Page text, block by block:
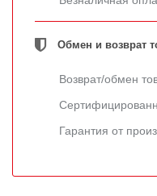
Обмен и возврат
Возврат/обмен
Гарантия от